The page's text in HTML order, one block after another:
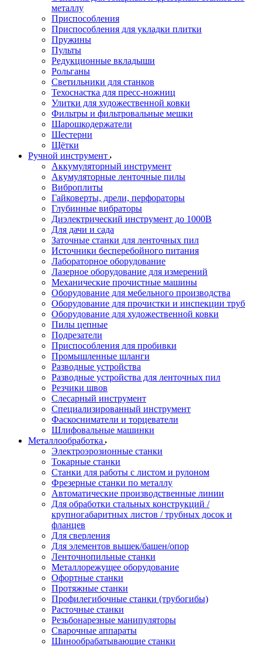
металлу
Приспособления
Приспособления для укладки плитки
Пружины
Пульты
Редукционные вкладыши
Рольганы
Светильники для станков
Техоснастка для пресс-ножниц
Улитки для художественной ковки
Фильтры и фильтровальные мешки
Шарошкодержатели
Шестерни
Щётки
Ручной инструмент
Аккумуляторный инструмент
Акумуляторные ленточные пилы
Виброплиты
Гайковерты, дрели, перфораторы
Глубинные вибраторы
Диэлектрический инструмент до 1000В
Для дачи и сада
Заточные станки для ленточных пил
Источники бесперебойного питания
Лабораторное оборудование
Лазерное оборудование для измерений
Механические прочистные машины
Оборудование для мебельного производства
Оборудование для прочистки и инспекции труб
Оборудование для художественной ковки
Пилы цепные
Подрезатели
Приспособления для пробивки
Промышленные шланги
Разводные устройства
Разводные устройства для ленточных пил
Резчики швов
Слесарный инструмент
Специализированный инструмент
Фаскосниматели и торцеватели
Шлифовальные машинки
Металлообработка
Электроэрозионные станки
Токарные станки
Станки для работы с листом и рулоном
Фрезерные станки по металлу
Автоматические производственные линии
Для обработки стальных конструкций /
крупногабаритных листов / трубных досок и
фланцев
Для сверления
Для элементов вышек/башен/опор
Ленточнопильные станки
Металлорежущее оборудование
Офортные станки
Протяжные станки
Профилегибочные станки (трубогибы)
Расточные станки
Резьбонарезные манипуляторы
Сварочные аппараты
Шинообрабатывающие станки